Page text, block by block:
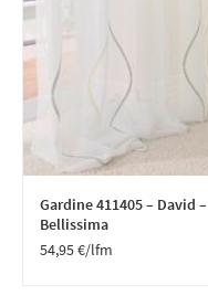
Gardine 411405 – David –
Bellissima
54,95€/lfm